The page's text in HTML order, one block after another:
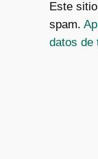
Este
spam.
datos de